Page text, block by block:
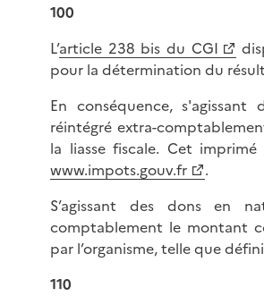
100
L’article 238 bis du CGI
pour la détermination du
En conséquence,
réintégré extra-
la liasse fiscale. Cet imprimé
www.impots.gouv.fr
.
S’agissant des dons en
comptablement le montant
par l’organisme, telle que
110